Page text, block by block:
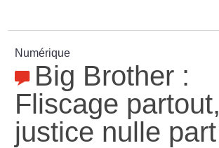
Numérique
Big Brother :
Fliscage partout,
justice nulle part